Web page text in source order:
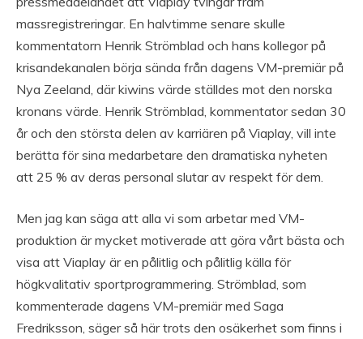
massregistreringar. En halvtimme senare skulle
kommentatorn Henrik Strömblad och hans kollegor på
krisandekanalen börja sända från dagens VM-premiär på
Nya Zeeland, där kiwins värde ställdes mot den norska
kronans värde. Henrik Strömblad, kommentator sedan 30
år och den största delen av karriären på Viaplay, vill inte
berätta för sina medarbetare den dramatiska nyheten
att 25 % av deras personal slutar av respekt för dem.
Men jag kan säga att alla vi som arbetar med VM-
produktion är mycket motiverade att göra vårt bästa och
visa att Viaplay är en pålitlig och pålitlig källa för
högkvalitativ sportprogrammering. Strömblad, som
kommenterade dagens VM-premiär med Saga
Fredriksson, säger så här trots den osäkerhet som finns i